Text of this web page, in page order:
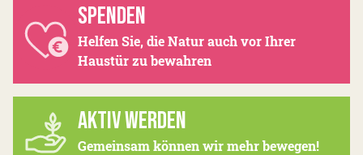
SPENDEN
Helfen Sie, die Natur auch vor Ihrer
Haustür zu bewahren
AKTIV WERDEN
Gemeinsam können wir mehr bewegen!